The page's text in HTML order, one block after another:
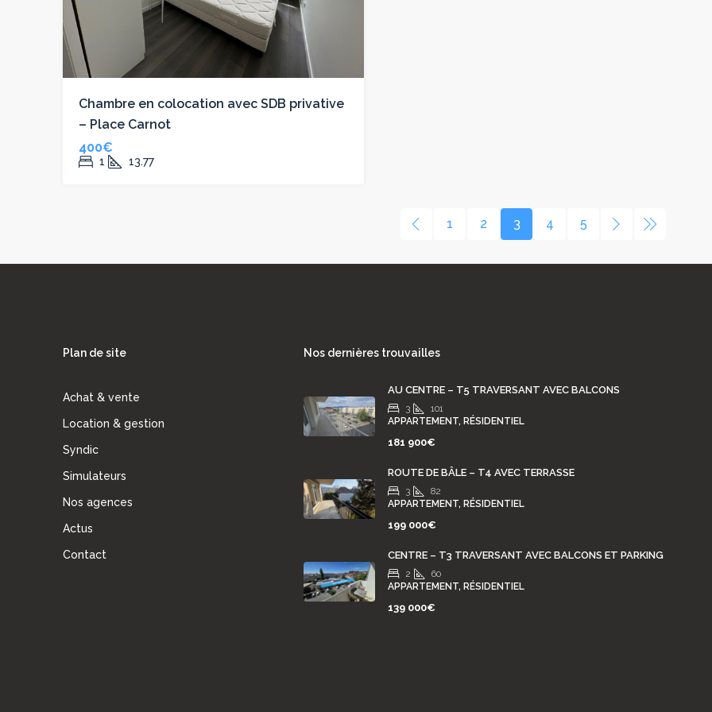
Chambre en colocation avec SDB privative
– Place Carnot
400€
1 13.77
1 2 3 4 5
Plan de site
Achat & vente
Location & gestion
Syndic
Simulateurs
Nos agences
Actus
Contact
Nos dernières trouvailles
AU CENTRE – T5 TRAVERSANT AVEC BALCONS
3
101
APPARTEMENT, RÉSIDENTIEL
181 900€
ROUTE DE BÂLE – T4 AVEC TERRASSE
3
82
APPARTEMENT, RÉSIDENTIEL
199 000€
CENTRE – T3 TRAVERSANT AVEC BALCONS ET PARKING
2
60
APPARTEMENT, RÉSIDENTIEL
139 000€